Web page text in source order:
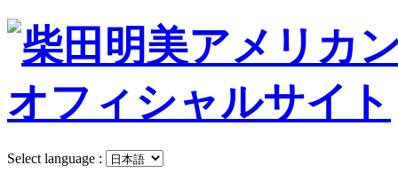
Select language :